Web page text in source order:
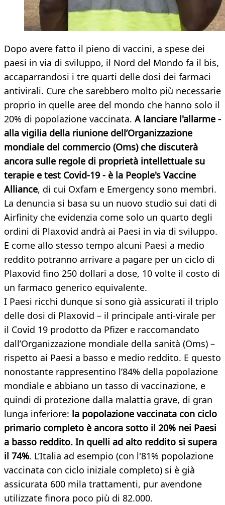
Dopo avere fatto il pieno di vaccini, a spese dei
paesi in via di sviluppo, il Nord del Mondo fa il bis,
accaparrandosi i tre quarti delle dosi dei farmaci
antivirali. Cure che sarebbero molto più necessarie
proprio in quelle aree del mondo che hanno solo il
20% di popolazione vaccinata. A lanciare l'allarme -
alla vigilia della riunione dell’Organizzazione
mondiale del commercio (Oms) che discuterà
ancora sulle regole di proprietà intellettuale su
terapie e test Covid-19 - è la People's Vaccine
Alliance, di cui Oxfam e Emergency sono membri.
La denuncia si basa su un nuovo studio sui dati di
Airfinity che evidenzia come solo un quarto degli
ordini di Plaxovid andrà ai Paesi in via di sviluppo.
E come allo stesso tempo alcuni Paesi a medio
reddito potranno arrivare a pagare per un ciclo di
Plaxovid fino 250 dollari a dose, 10 volte il costo di
un farmaco generico equivalente.
I Paesi ricchi dunque si sono già assicurati il triplo
delle dosi di Plaxovid – il principale anti-virale per
il Covid 19 prodotto da Pfizer e raccomandato
dall’Organizzazione mondiale della sanità (Oms) –
rispetto ai Paesi a basso e medio reddito. E questo
nonostante rappresentino l’84% della popolazione
mondiale e abbiano un tasso di vaccinazione, e
quindi di protezione dalla malattia grave, di gran
lunga inferiore: la popolazione vaccinata con ciclo
primario completo è ancora sotto il 20% nei Paesi
a basso reddito. In quelli ad alto reddito si supera
il 74%. L’Italia ad esempio (con l'81% popolazione
vaccinata con ciclo iniziale completo) si è già
assicurata 600 mila trattamenti, pur avendone
utilizzate finora poco più di 82.000.